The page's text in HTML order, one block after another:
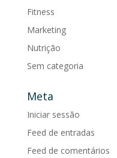
Fitness
Marketing
Nutrição
Sem categoria
Meta
Iniciar sessão
Feed de entradas
Feed de comentários